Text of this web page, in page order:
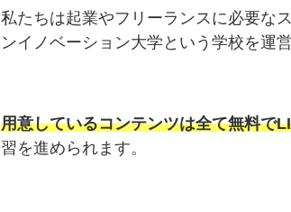
私たちは起業やフリーランスに必要な
ンイノベーション大学という学校を運
用意しているコンテンツは全て無料で
習を進められます。